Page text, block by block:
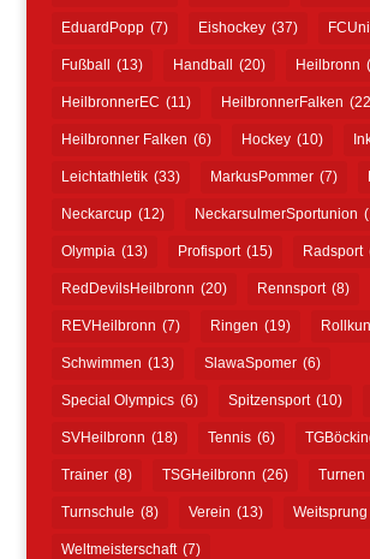
EduardPopp (7) Eishockey (37)
Fußball (13) Handball (20) Heilbronn
HeilbronnerEC (11) HeilbronnerFalken
Heilbronner Falken (6) Hockey (10)
Leichtathletik (33) MarkusPommer (7)
Neckarcup (12) NeckarsulmerSportunion
Olympia (13) Profisport (15) Radsport
RedDevilsHeilbronn (20) Rennsport (8)
REVHeilbronn (7) Ringen (19)
Schwimmen (13) SlawaSpomer (6)
Special Olympics (6) Spitzensport (10)
SVHeilbronn (18) Tennis (6)
Trainer (8) TSGHeilbronn (26) Turnen
Turnschule (8) Verein (13) Weitsprung
Weltmeisterschaft (7)